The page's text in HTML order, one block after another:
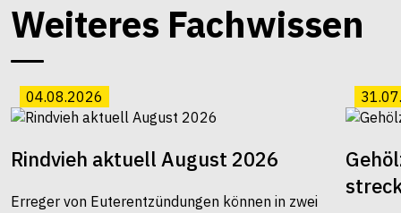
Weiteres Fachwissen
04.08.2026
Rindvieh aktuell August 2026
Erreger von Euterentzündungen können in zwei